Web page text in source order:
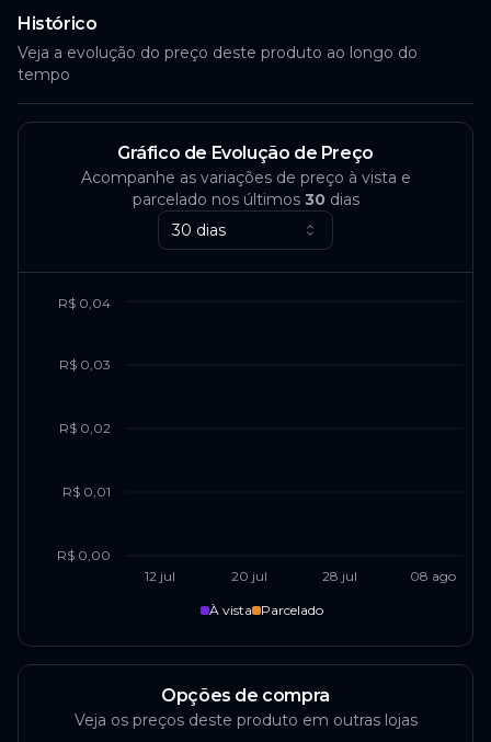
Histórico
Veja a evolução do preço deste produto ao longo do
tempo
Gráfico de Evolução de Preço
Acompanhe as variações de preço à vista e
parcelado nos últimos 30dias
30 dias
12 jul 20 jul 28 jul 08 ago
R$ 0,00
R$ 0,01
R$ 0,02
R$ 0,03
R$ 0,04
À vista Parcelado
Opções de compra
Veja os preços deste produto em outras lojas